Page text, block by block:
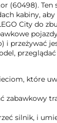
(60498). Ten
kabiny,
City do
i przeżywać
które
zabawkowy
silnik, i